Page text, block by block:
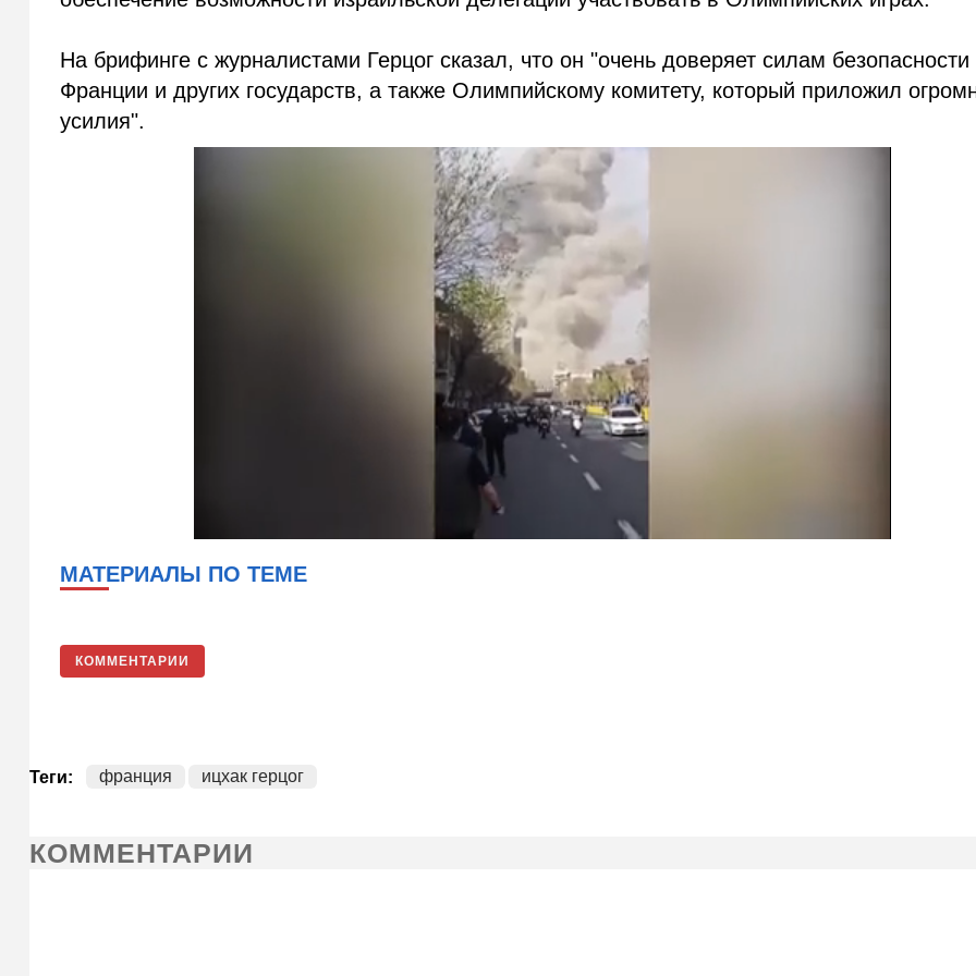
На брифинге с журналистами Герцог сказал, что он "очень доверяет силам безопасности
Франции и других государств, а также Олимпийскому комитету, который приложил
усилия".
МАТЕРИАЛЫ ПО ТЕМЕ
КОММЕНТАРИИ
Теги: франция ицхак герцог
КОММЕНТАРИИ